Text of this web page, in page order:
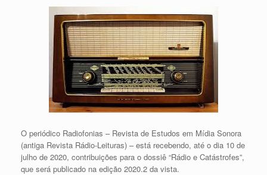
O periódico Radiofonias – Revista de Estudos em Mídia Sonora
(antiga Revista Rádio-Leituras) – está recebendo, até o dia 10 de
julho de 2020, contribuições para o dossiê “Rádio e Catástrofes”,
que será publicado na edição 2020.2 da vista.